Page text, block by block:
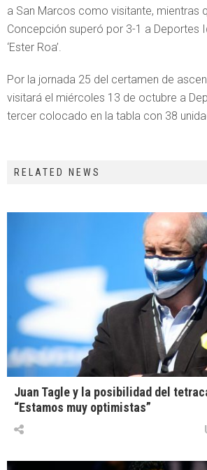
a San Marcos como visitante, mientras
Concepción superó por 3-1 a Deportes
‘Ester Roa’.
Por la jornada 25 del certamen de
visitará el miércoles 13 de octubre a
tercer colocado en la tabla con 38
RELATED NEWS
Juan Tagle y la posibilidad del
“Estamos muy optimistas”